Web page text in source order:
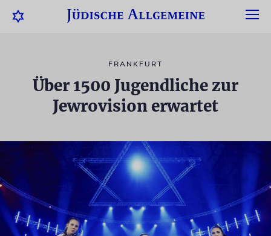
FRANKFURT
Über 1500 Jugendliche zur
Jewrovision erwartet